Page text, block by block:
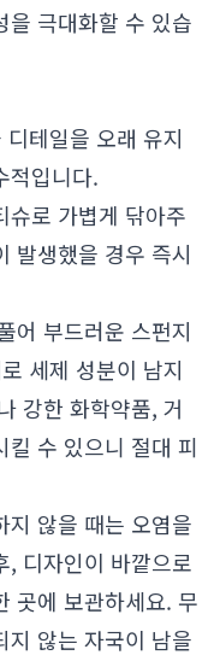
을 극대화할 수 있습
테일을 오래 유지
적입니다.
슈로 가볍게 닦아주
발생했을 경우 즉시
어 부드러운 스펀지
세제 성분이 남지
강한 화학약품, 거
킬 수 있으니 절대 피
지 않을 때는 오염을
, 디자인이 바깥으로
곳에 보관하세요. 무
지 않는 자국이 남을